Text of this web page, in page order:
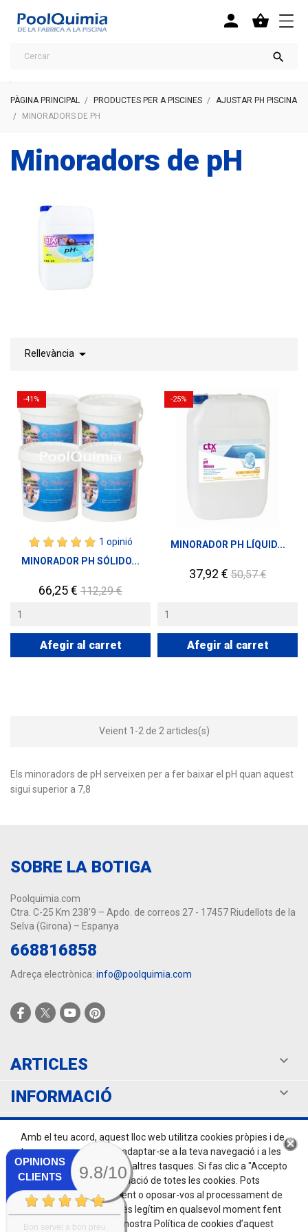



PÀGINA PRINCIPAL PRODUCTES PER A PISCINES
AJUSTAR PH PISCINA
MINORADORS DE PH
Minoradors de pH
Rellevància 
1 opinió
MINORADOR PH SÓLIDO...
Preu
66,25 € Preu
112,29 €
Afegir al carret
-41%
MINORADOR PH LÍQUID...
Preu
37,92 €Preu
50,57 €
Afegir al carret
-25%
Veient 1-2 de 2 articles(s)
Els minoradors de pH serveixen per a fer baixar el pH quan aquest
sigui superior a 7,8
SOBRE LA BOTIGA
Poolquimia.com
Ctra. C-25 Km 238’9 – Apdo. de correos 27 - 17457 Riudellots de la
Selva (Girona) – Espanya
668816858
Adreça electrònica: info@poolquimia.com
ARTICLES 
INFORMACIÓ 
EL TEU COMPTE 
Amb el teu acord, aquest lloc web utilitza cookies pròpies i de
tercers per optimitzar i adaptar-se a la teva navegació i a les
teves preferències, entre altres tasques. Si fas clic a "Accepto
totes", accepteu la instal·lació de totes les cookies. Pots
retirar el teu consentiment o oposar-vos al processament de
dades basat en un interès legítim en qualsevol moment fent
clic a "Configurar" o a la nostra Política de cookies d’aquest
OPINIONS
CLIENTS
9.8/10
Bon servei a bon preu.